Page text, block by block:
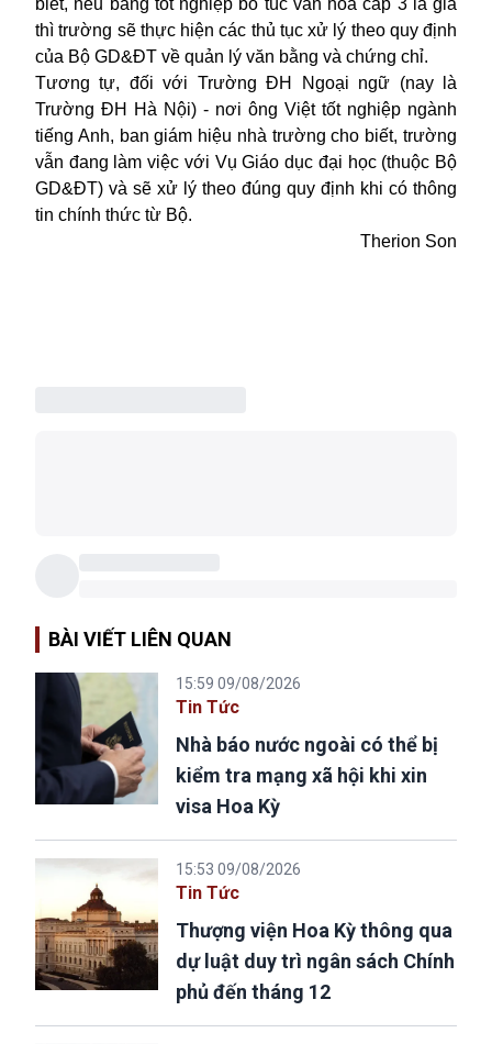
thì trường sẽ thực hiện các thủ tục xử lý theo quy định
của Bộ GD&ĐT về quản lý văn bằng và chứng chỉ.
Tương tự, đối với Trường ĐH Ngoại ngữ (nay là
Trường ĐH Hà Nội) - nơi ông Việt tốt nghiệp ngành
tiếng Anh, ban giám hiệu nhà trường cho biết, trường
vẫn đang làm việc với Vụ Giáo dục đại học (thuộc Bộ
GD&ĐT) và sẽ xử lý theo đúng quy định khi có thông
tin chính thức từ Bộ.
Therion Son
BÀI VIẾT LIÊN QUAN
15:59 09/08/2026
Tin Tức
Nhà báo nước ngoài có thể bị
kiểm tra mạng xã hội khi xin
visa Hoa Kỳ
15:53 09/08/2026
Tin Tức
Thượng viện Hoa Kỳ thông qua
dự luật duy trì ngân sách Chính
phủ đến tháng 12